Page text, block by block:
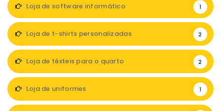
Loja de software informático 1
Loja de t-shirts personalizadas 2
Loja de têxteis para o quarto 2
Loja de uniformes 1